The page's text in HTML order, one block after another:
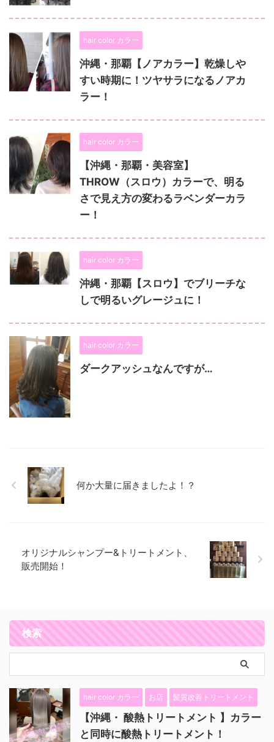
hair color カラー
沖縄・那覇【ノアカラー】乾燥しや
すい時期に！ツヤサラになるノアカ
ラー！
hair color カラー
【沖縄・那覇・美容室】
THROW（スロウ）カラーで、明る
さで見え方の変わるラベンダーカラ
ー！
hair color カラー
沖縄・那覇【スロウ】でブリーチな
しで明るいグレージュに！
hair color カラー
ダークアッシュなんですが…
何か大量に届きましたよ！？
オリジナルシャンプー&トリートメント、
販売開始！
検索
hair color カラー お店 髪質改善トリートメント
【沖縄・ 酸熱トリートメント 】カラー
と同時に酸熱トリートメント！